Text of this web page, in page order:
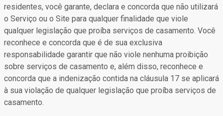
residentes, você garante, declara e concorda que não utilizará
o Serviço ou o Site para qualquer finalidade que viole
qualquer legislação que proíba serviços de casamento. Você
reconhece e concorda que é de sua exclusiva
responsabilidade garantir que não viole nenhuma proibição
sobre serviços de casamento e, além disso, reconhece e
concorda que a indenização contida na cláusula 17 se aplicará
à sua violação de qualquer legislação que proíba serviços de
casamento.